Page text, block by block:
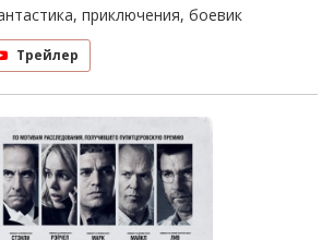
приключения, боевик
Трейлер